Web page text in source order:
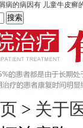
病的病因有 儿童牛皮癣
> 关于